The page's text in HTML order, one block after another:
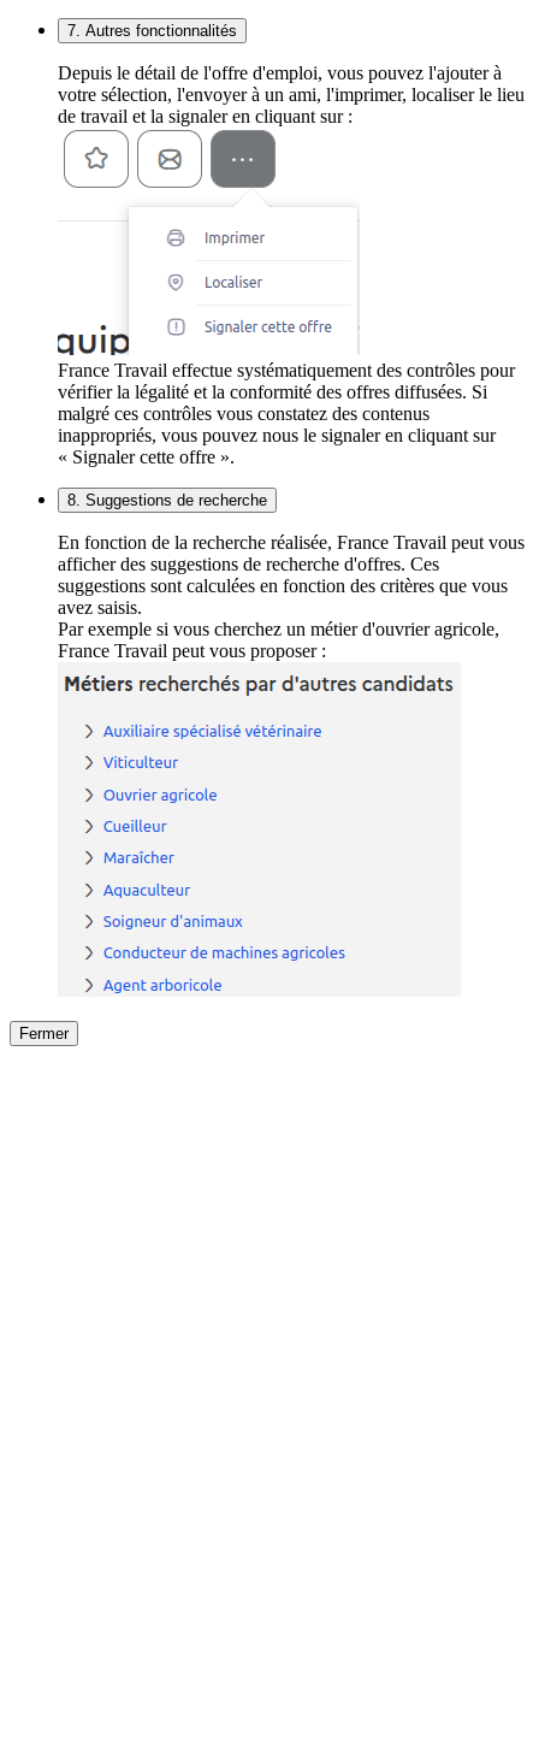
7. Autres fonctionnalités
Depuis le détail de l'offre d'emploi, vous pouvez l'ajouter à
votre sélection, l'envoyer à un ami, l'imprimer, localiser le lieu
de travail et la signaler en cliquant sur :
France Travail effectue systématiquement des contrôles pour
vérifier la légalité et la conformité des offres diffusées. Si
malgré ces contrôles vous constatez des contenus
inappropriés, vous pouvez nous le signaler en cliquant sur
« Signaler cette offre ».
8. Suggestions de recherche
En fonction de la recherche réalisée, France Travail peut vous
afficher des suggestions de recherche d'offres. Ces
suggestions sont calculées en fonction des critères que vous
avez saisis.
Par exemple si vous cherchez un métier d'ouvrier agricole,
France Travail peut vous proposer :
Fermer